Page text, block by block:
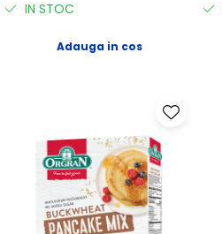
IN STOC
Adauga in cos